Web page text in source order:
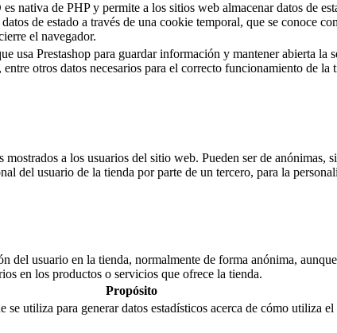
nativa de PHP y permite a los sitios web almacenar datos de
de estado a través de una cookie temporal, que se conoce
el navegador.
usa Prestashop para guardar información y mantener abierta
otros datos necesarios para el correcto funcionamiento de la
a los usuarios del sitio web. Pueden ser de
del usuario de la tienda por parte de un tercero, para la
del usuario en la tienda, normalmente de forma anónima,
en los productos o servicios que ofrece la tienda.
Propósito
se utiliza para generar datos estadísticos acerca de cómo utiliza